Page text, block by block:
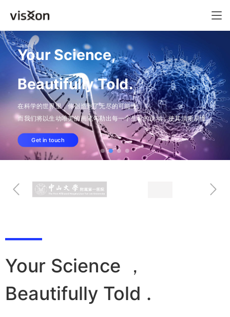
Your Science,
Beautifully Told.
在科学的世界里，你创造到了无尽的可能性。
而我们将以生动唯美的画笔勾勒出每一个生命的跳动，使其清晰易懂。
Get in touch
——
Your Science ，
Beautifully Told .